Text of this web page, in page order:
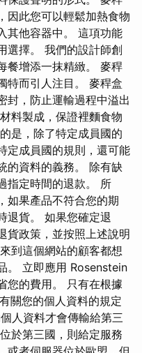
因此您可以輕鬆加熱食物
其他容器中。 這項功能
選擇。 我們的設計師創
餐增添一抹精緻。 麥稈
特而引人注目。 麥稈盒
封，防止運輸過程中溢出
料製成，保證裡麵食物
是，除了特定成員國的
定成員國的規則，還可能
的資料的義務。 除有缺
指定時間的退款。 所
如果產品不符合您的期
退貨。 如果您確定退
貨政策，並按照上述說明
到這個網站的顧客都想
。 立即應用 Rosenstein
您的費用。 只有在根據
關您的個人資料的規定
人資料才會傳輸給第三
於第三國，則給定服務